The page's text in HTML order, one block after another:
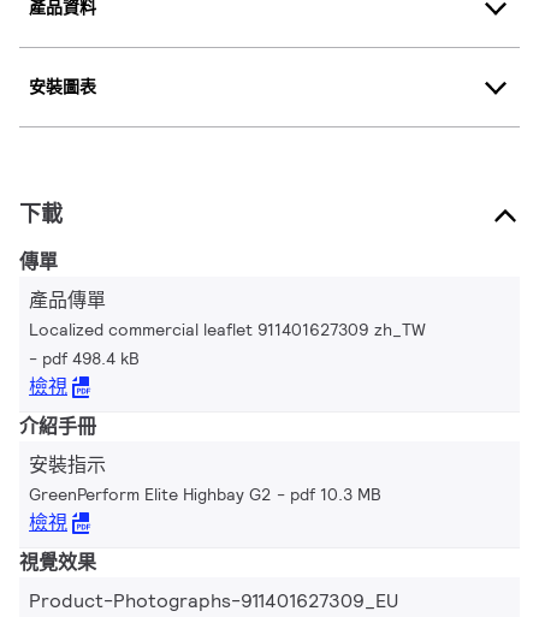
產品資料
安裝圖表
下載
傳單
產品傳單
Localized commercial leaflet 911401627309 zh_TW
pdf 498.4 kB
檢視
介紹手冊
安裝指示
GreenPerform Elite Highbay G2 pdf 10.3 MB
檢視
視覺效果
Product-Photographs-911401627309_EU